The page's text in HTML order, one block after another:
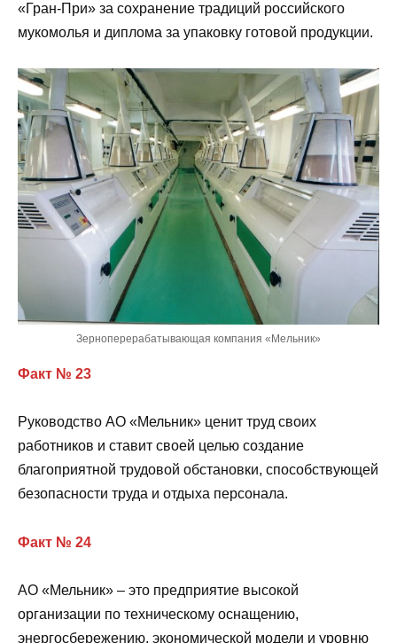
«Гран-При» за сохранение традиций российского
мукомолья и диплома за упаковку готовой продукции.
Зерноперерабатывающая компания «Мельник»
Факт № 23
Руководство АО «Мельник» ценит труд своих
работников и ставит своей целью создание
благоприятной трудовой обстановки, способствующей
безопасности труда и отдыха персонала.
Факт № 24
АО «Мельник» – это предприятие высокой
организации по техническому оснащению,
энергосбережению, экономической модели и уровню